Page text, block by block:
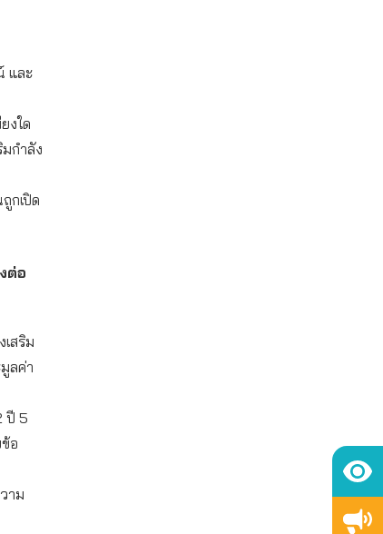
และ
งใด
กำลัง
กเปิด
ต่อ
สริม
ลค่า
ปี 5
อ
าม